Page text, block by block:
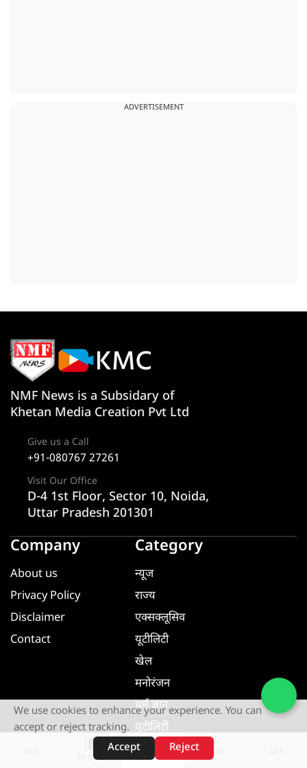
ADVERTISEMENT
वेब स्टोरीज़
NMF News is a Subsidary of
Khetan Media Creation Pvt Ltd
Give us a Call
+91-080767 27261
Visit Our Office
D-4 1st Floor, Sector 10, Noida,
Uttar Pradesh 201301
Company
About us
Privacy Policy
Disclaimer
Contact
Category
न्यूज
राज्य
एक्सक्लूसिव
यूटीलिटी
खेल
मनोरंजन
धर्म ज्ञान
यूटीलिटी
We use cookies to enhance your experience. You can
accept or reject tracking.
Accept
Reject